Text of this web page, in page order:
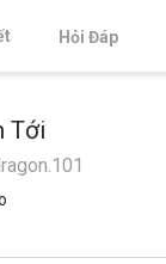
Hỏi Đáp
Tới